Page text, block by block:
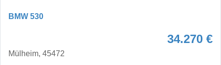
BMW 530
34.270 €
Mülheim, 45472